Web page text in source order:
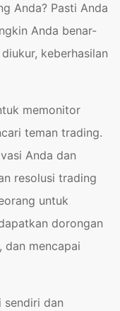
Anda? Pasti Anda
Anda benar-
keberhasilan
memonitor
teman trading.
Anda dan
resolusi trading
untuk
dorongan
dan mencapai
sendiri dan